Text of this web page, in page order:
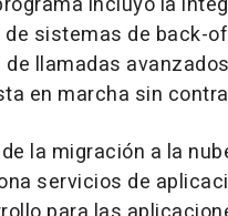
de sistemas de back-
llamadas
en marcha sin
la migración a la
servicios de